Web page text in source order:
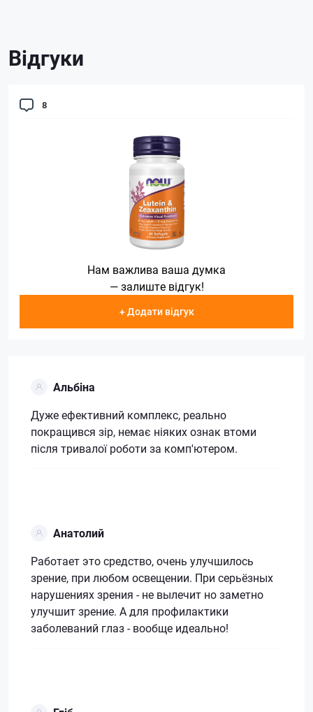
Відгуки
8
Нам важлива ваша думка
— залиште відгук!
+ Додати відгук
Альбіна
Дуже ефективний комплекс, реально
покращився зір, немає ніяких ознак втоми
після тривалої роботи за комп'ютером.
Анатолий
Работает это средство, очень улучшилось
зрение, при любом освещении. При серьёзных
нарушениях зрения - не вылечит но заметно
улучшит зрение. А для профилактики
заболеваний глаз - вообще идеально!